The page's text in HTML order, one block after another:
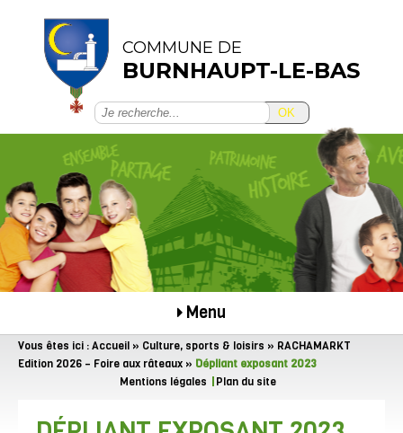
COMMUNE DE
BURNHAUPT-LE-BAS
OK
Menu
Vous êtes ici :Accueil » Culture, sports & loisirs » RACHAMARKT
Edition 2026 – Foire aux râteaux » Dépliant exposant 2023
Mentions légales
Plan du site